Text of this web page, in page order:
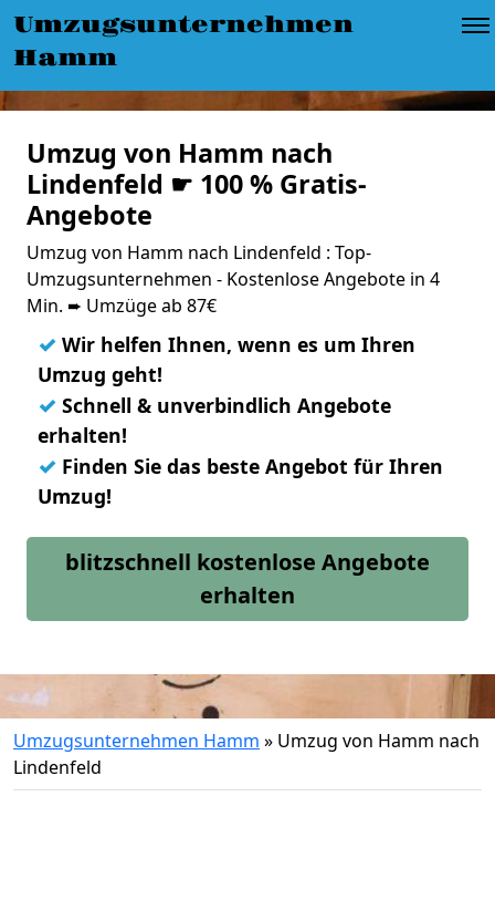
Umzugsunternehmen
Hamm
Umzug von Hamm nach
Lindenfeld ☛ 100 % Gratis-
Angebote
Umzug von Hamm nach Lindenfeld : Top-
Umzugsunternehmen - Kostenlose Angebote in 4
Min. ➨ Umzüge ab 87€
✓ Wir helfen Ihnen, wenn es um Ihren
Umzug geht!
✓ Schnell & unverbindlich Angebote
erhalten!
✓ Finden Sie das beste Angebot für Ihren
Umzug!
blitzschnell kostenlose Angebote
erhalten
Umzugsunternehmen Hamm » Umzug von Hamm nach
Lindenfeld